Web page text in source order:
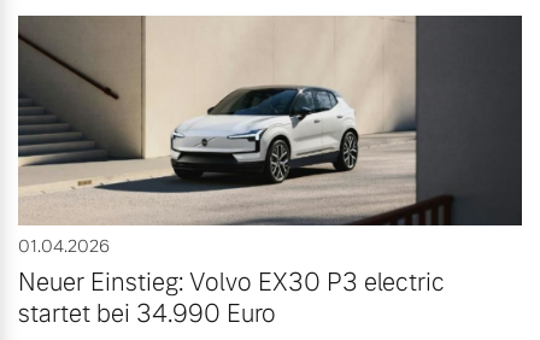
01.04.2026
Neuer Einstieg: Volvo EX30 P3 electric
startet bei 34.990 Euro